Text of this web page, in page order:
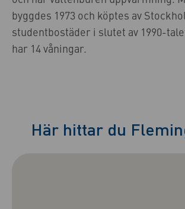
byggdes 1973 och köptes av
studentbostäder i slutet av 1990-
har 14 våningar.
Här hittar du